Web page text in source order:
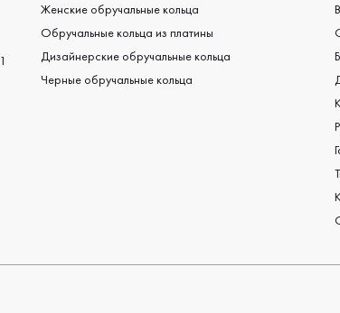
Женские обручальные кольца
Обручальные кольца из платины
Дизайнерские обручальные кольца
Черные обручальные кольца